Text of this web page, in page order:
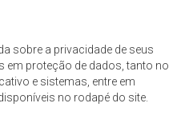
sobre a privacidade de seus
proteção de dados, tanto no
e sistemas, entre em
no rodapé do site.